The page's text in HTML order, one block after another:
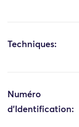
Techniques:
Numéro
d'Identification: